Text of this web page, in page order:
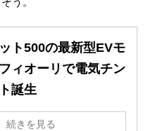
ト500の最新型EVモ
ィオーリで電気チン
誕生
続きを見る